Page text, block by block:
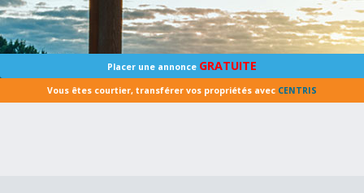
Placer une annonce GRATUITE
Vous êtes courtier, transférer vos propriétés avec CENTRIS